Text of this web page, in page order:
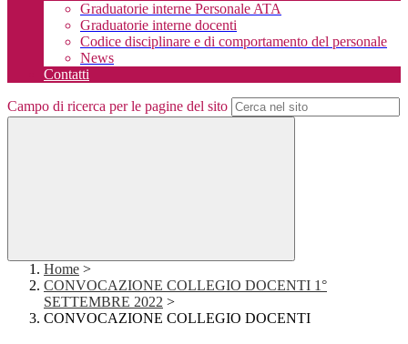
Graduatorie interne Personale ATA
Graduatorie interne docenti
Codice disciplinare e di comportamento del personale
News
Contatti
Campo di ricerca per le pagine del sito
Home >
CONVOCAZIONE COLLEGIO DOCENTI 1°
SETTEMBRE 2022 >
CONVOCAZIONE COLLEGIO DOCENTI